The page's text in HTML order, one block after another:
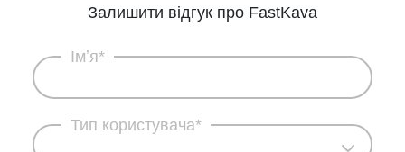
Залишити відгук про FastKava
Імʼя*
Тип користувача*